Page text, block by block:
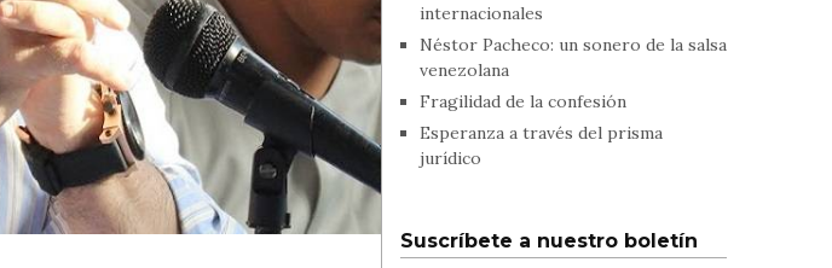
internacionales
Néstor Pacheco: un sonero de la salsa
venezolana
Fragilidad de la confesión
Esperanza a través del prisma
jurídico
Suscríbete a nuestro boletín